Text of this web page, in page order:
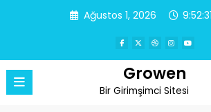
Ağustos 1, 2026
Growen
Bir Girimşimci Sitesi